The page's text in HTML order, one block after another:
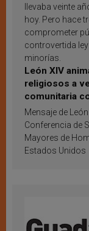
llevaba veinte
hoy. Pero hace
comprometer
controvertida
minorías.
León XIV
religiosos a
comunitaria
inspiración y
Mensaje de
Conferencia de
Mayores de
Estados Unidos